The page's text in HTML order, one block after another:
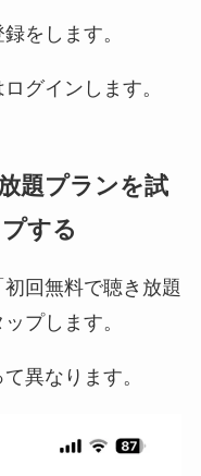
をします。
グインします。
題プランを試
する
回無料で聴き放題
プします。
異なります。